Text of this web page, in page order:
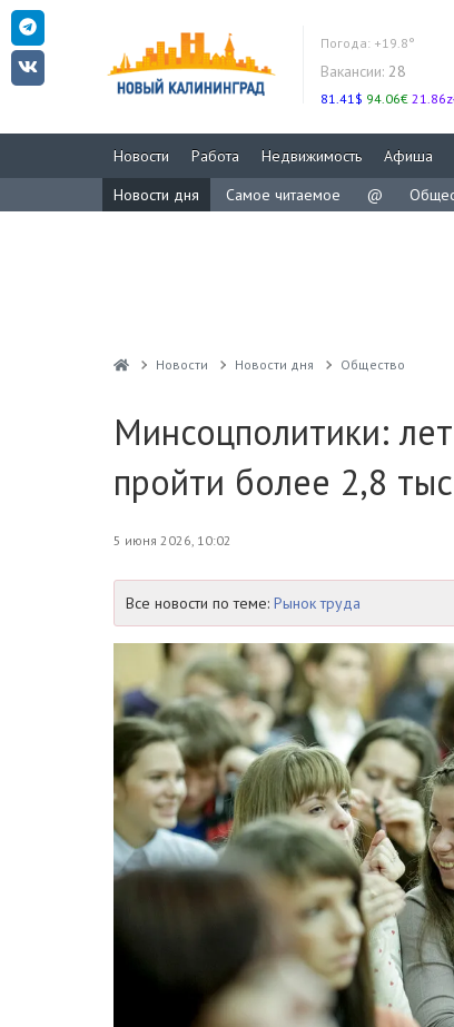
Погода: +19.8°
Вакансии: 28
81.41$ 94.06€
Новости Работа Недвижимость Афиша
Новости дня
Самое читаемое @
Новости Новости дня Общество
Минсоцполитики:
пройти более 2,8
5 июня 2026, 10:02
Все новости по теме: Рынок труда